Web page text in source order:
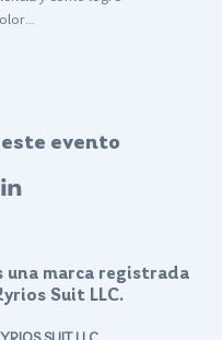
evento
una marca registrada
Suit LLC.